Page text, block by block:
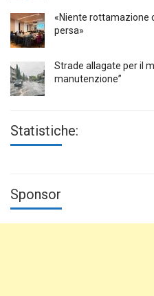
«Niente rottamazione
persa»
Strade allagate per il
manutenzione”
Statistiche:
Sponsor